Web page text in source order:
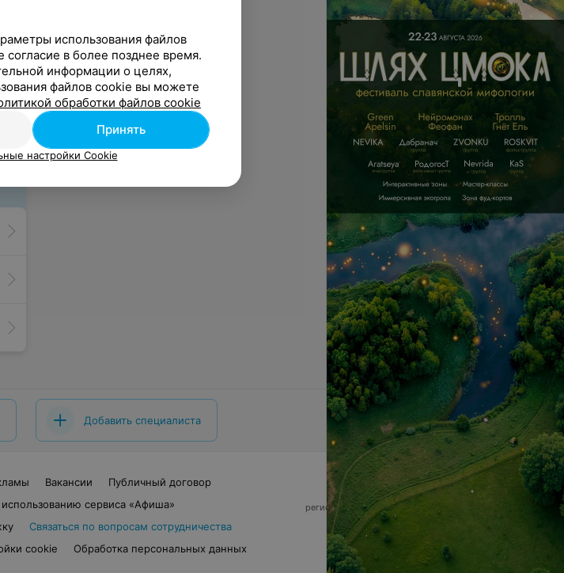
Добавить специалиста
Вакансии
Публичный договор
сервиса «Афиша»
Связаться по вопросам сотрудничества
cookie Обработка персональных данных
© 2026 ООО «Артокс Лаб», УНП 191700409,
регистрирующий орган - Минский горисполком
220012, Республика Беларусь, г. Минск,
улица Толбухина, 2, пом. 16 | info@relax.by
использования файлов
согласие в более позднее время.
информации о целях,
файлов cookie вы можете
обработки файлов cookie
Принять
настройки Cookie